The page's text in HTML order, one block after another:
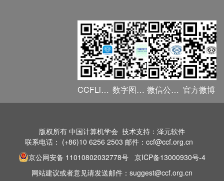
CCFLink APP 数字图书馆 微信公众号 官方微博
版权所有 中国计算机学会 技术支持：泽元软件
联系电话： (+86)10 6256 2503 邮件：ccf@ccf.org.cn
京公网安备 11010802032778号 京ICP备13000930号-4
网站建议或者意见请发送邮件：suggest@ccf.org.cn